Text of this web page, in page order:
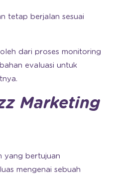
tetap berjalan sesuai
dari proses monitoring
evaluasi untuk
Marketing
yang bertujuan
mengenai sebuah